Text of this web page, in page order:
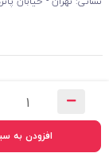
افزودن به